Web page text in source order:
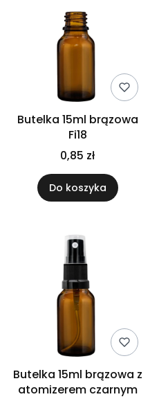
Butelka 15ml brązowa
Fi18
0,85 zł
Do koszyka
Butelka 15ml brązowa z
atomizerem czarnym